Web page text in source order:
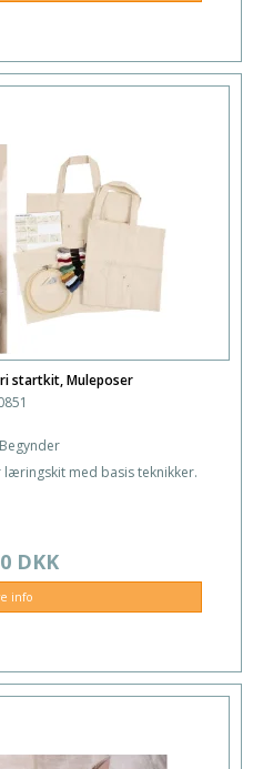
startkit, Muleposer
læringskit med basis teknikker.
DKK
info